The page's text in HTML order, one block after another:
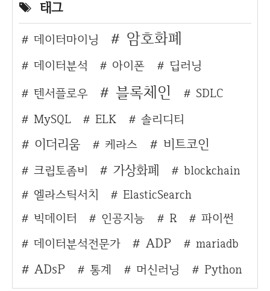
태그
데이터마이닝 암호화폐
데이터분석 아이폰
딥러닝
텐서플로우
블록체인
SDLC
MySQL
ELK 솔리디티
이더리움 케라스 비트코인
크립토좀비 가상화폐
blockchain
엘라스틱서치
ElasticSearch
빅데이터
인공지능 R
파이썬
데이터분석전문가
ADP mariadb
ADsP 통계 머신러닝 Python